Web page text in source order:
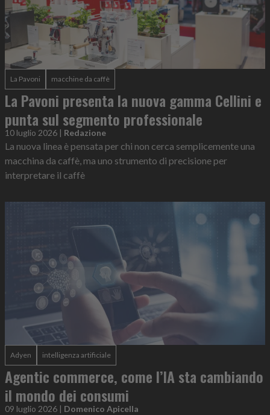
La Pavoni macchine da caffè
La Pavoni presenta la nuova gamma Cellini e
punta sul segmento professionale
10 luglio 2026 | Redazione
La nuova linea è pensata per chi non cerca semplicemente una
macchina da caffè, ma uno strumento di precisione per
interpretare il caffè
Adyen intelligenza artificiale
Agentic commerce, come l’IA sta cambiando
il mondo dei consumi
09 luglio 2026 | Domenico Apicella